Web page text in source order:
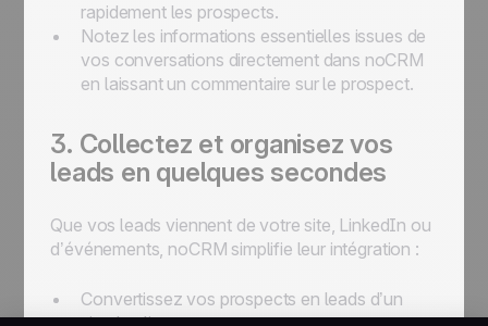
rapidement les prospects.
Notez les informations essentielles issues de
vos conversations directement dans noCRM
en laissant un commentaire sur le prospect.
3. Collectez et organisez vos
leads en quelques secondes
Que vos leads viennent de votre site, LinkedIn ou
d’événements, noCRM simplifie leur intégration :
Convertissez vos prospects en leads d’un